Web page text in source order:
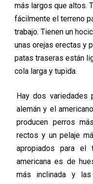
más largos que altos.
fácilmente el terreno
trabajo. Tienen un
unas orejas erectas y
patas traseras están
cola larga y tupida.
Hay dos variedades
alemán y el
producen perros
rectos y un pelaje
apropiados para el
americana es de
más inclinada y